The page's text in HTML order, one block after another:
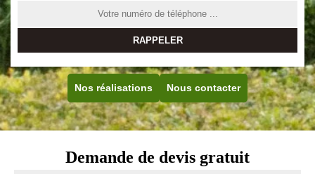
Nos réalisations Nous contacter
Demande de devis gratuit